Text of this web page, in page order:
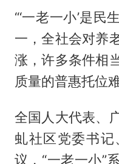
“‘一老一小’是民
一，全社会对养
涨，许多条件相
质量的普惠托位
全国人大代表、
虬社区党委书
议，“一老一小”